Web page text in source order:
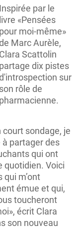
Inspirée par le
livre «Pensées
pour moi-même»
de Marc Aurèle,
Clara Scattolin
partage dix pistes
d'introspection sur
son rôle de
pharmacienne.
court sondage, je
partager des
qui ont
quotidien. Voici
m’ont
émue et qui,
toucheront
écrit Clara
son nouveau